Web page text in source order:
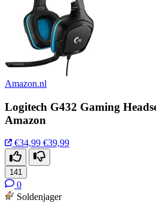
Amazon.nl
Logitech G432 Gaming
Amazon
€34,99 €39,99
141
0
Soldenjager